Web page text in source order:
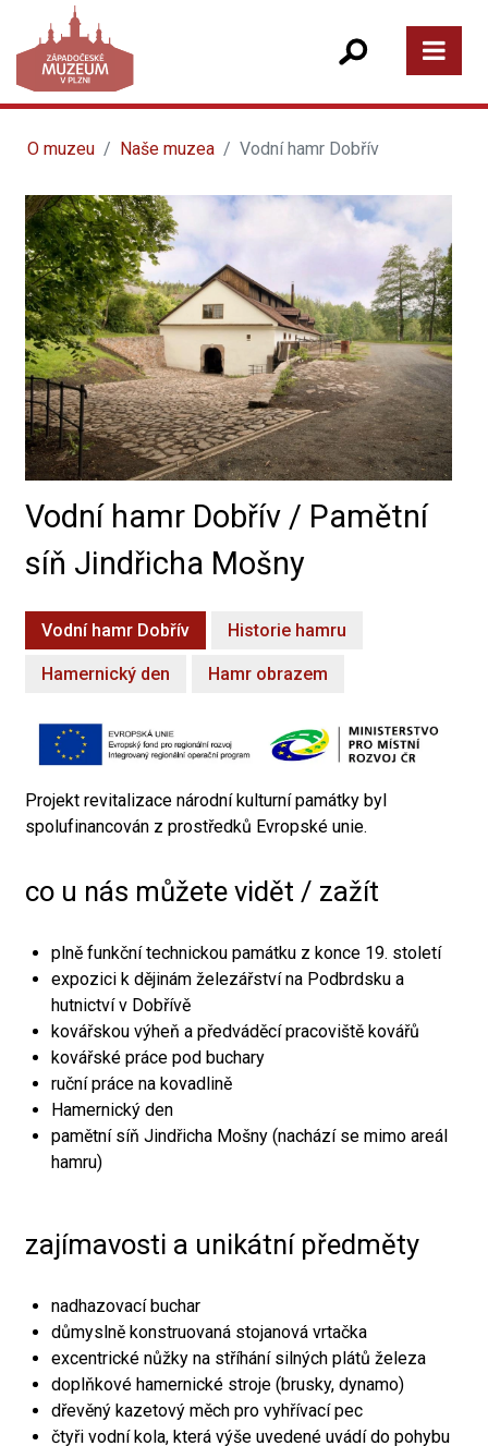
O muzeu Naše muzea Vodní hamr Dobřív
Vodní hamr Dobřív / Pamětní
síň Jindřicha Mošny
Vodní hamr Dobřív Historie hamru
Hamernický den Hamr obrazem
Projekt revitalizace národní kulturní památky byl
spolufinancován z prostředků Evropské unie.
co u nás můžete vidět / zažít
plně funkční technickou památku z konce 19. století
expozici k dějinám železářství na Podbrdsku a
hutnictví v Dobřívě
kovářskou výheň a předváděcí pracoviště kovářů
kovářské práce pod buchary
ruční práce na kovadlině
Hamernický den
pamětní síň Jindřicha Mošny (nachází se mimo areál
hamru)
zajímavosti a unikátní předměty
nadhazovací buchar
důmyslně konstruovaná stojanová vrtačka
excentrické nůžky na stříhání silných plátů železa
doplňkové hamernické stroje (brusky, dynamo)
dřevěný kazetový měch pro vyhřívací pec
čtyři vodní kola, která výše uvedené uvádí do pohybu